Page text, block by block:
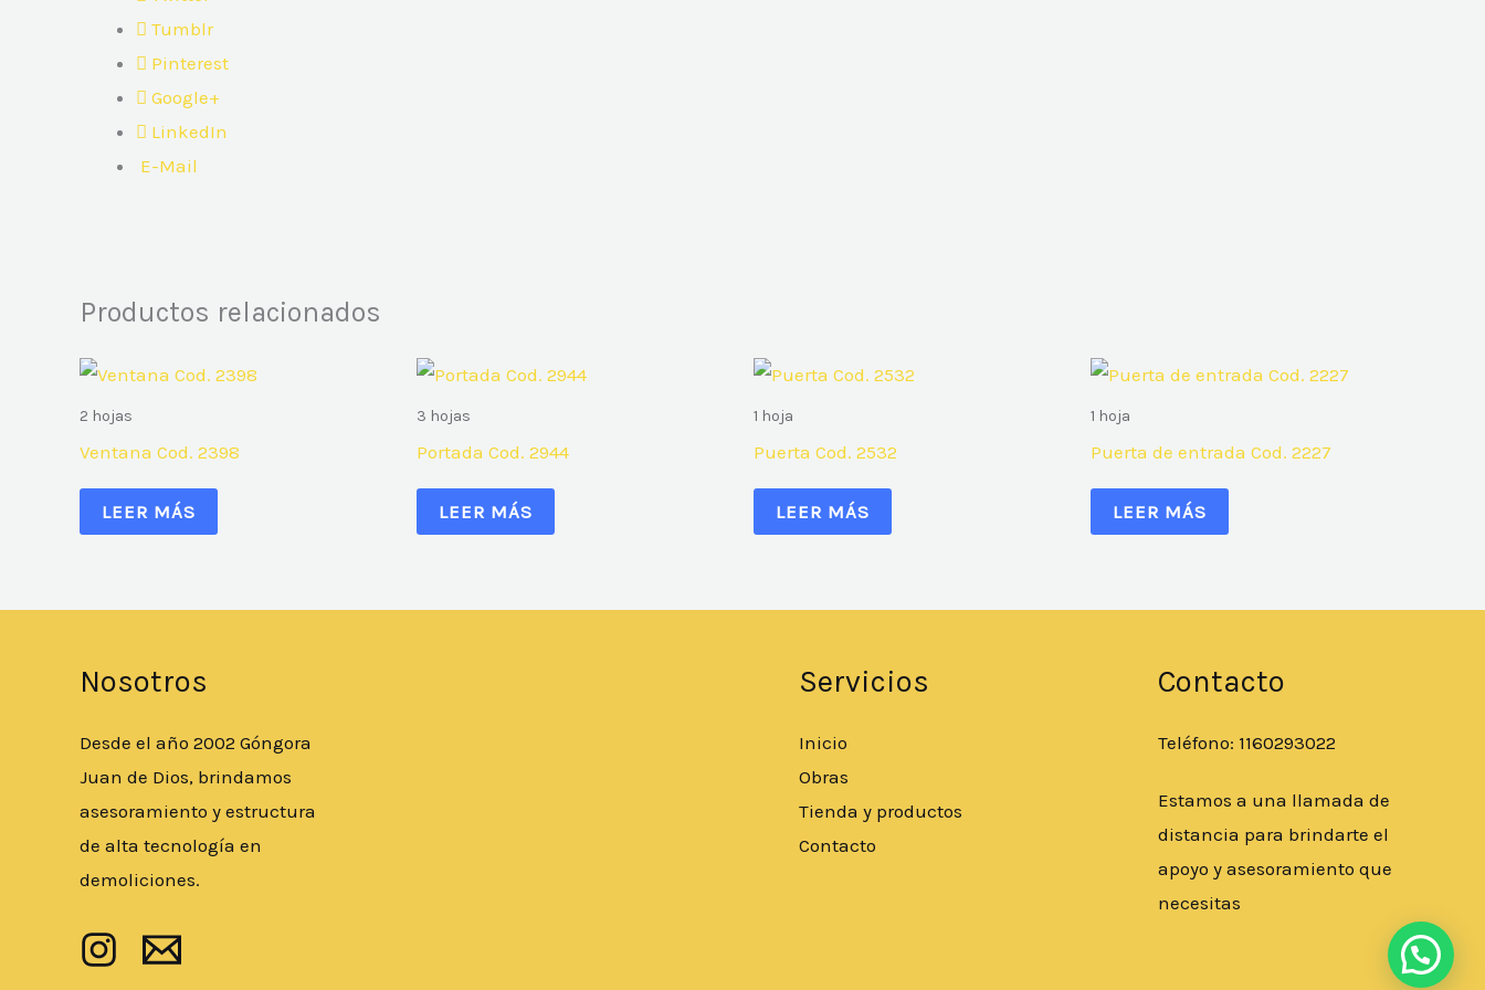
Tumblr
Pinterest
Google+
LinkedIn
E-Mail
Productos relacionados
2 hojas
Ventana Cod. 2398
LEER MÁS
3 hojas
Portada Cod. 2944
LEER MÁS
1 hoja
Puerta Cod. 2532
LEER MÁS
1 hoja
Puerta de entrada Cod. 2227
LEER MÁS
Nosotros
Desde el año 2002 Góngora
Juan de Dios, brindamos
asesoramiento y estructura
de alta tecnología en
demoliciones.
Servicios
Inicio
Obras
Tienda y productos
Contacto
Contacto
Teléfono: 1160293022
Estamos a una llamada de
distancia para brindarte el
apoyo y asesoramiento que
necesitas